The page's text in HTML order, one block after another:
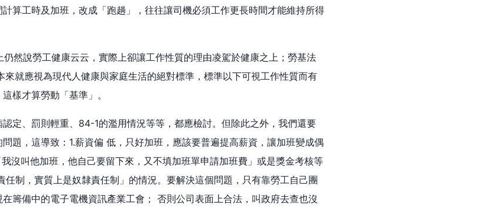
算工時及加班，改成「跑趟」，往往讓司機必須工作更長時間才能維持所得
然說勞工健康云云，實際上卻讓工作性質的理由凌駕於健康之上；勞基法
來就應視為現代人健康與家庭生活的絕對標準，標準以下可視工作性質而有
樣才算勞動「基準」。
定、罰則輕重、84-1的濫用情況等等，都應檢討。但除此之外，我們還要
題，這導致：1.薪資偏 低，只好加班，應該要普遍提高薪資，讓加班變成偶
沒叫他加班，他自己要留下來，又不填加班單申請加班費」或是獎金考核等
任制，實質上是奴隸責任制」的情況。要解決這個問題，只有靠勞工自己團
籌備中的電子電機資訊產業工會； 否則公司表面上合法，叫政府去查也沒